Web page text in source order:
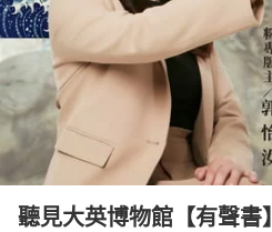
日本購物 電子/紙本書
聽見大英博物館【有聲書】